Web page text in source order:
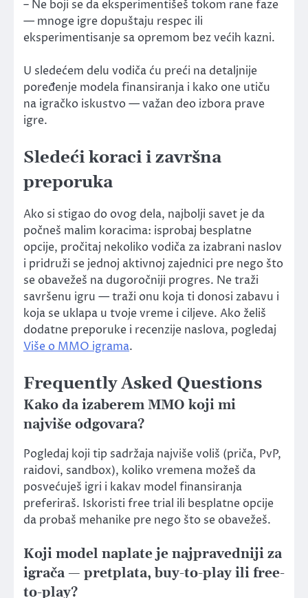
– Ne boji se da eksperimentišeš tokom rane faze
— mnoge igre dopuštaju respec ili
eksperimentisanje sa opremom bez većih kazni.
U sledećem delu vodiča ću preći na detaljnije
poređenje modela finansiranja i kako one utiču
na igračko iskustvo — važan deo izbora prave
igre.
Sledeći koraci i završna
preporuka
Ako si stigao do ovog dela, najbolji savet je da
počneš malim koracima: isprobaj besplatne
opcije, pročitaj nekoliko vodiča za izabrani naslov
i pridruži se jednoj aktivnoj zajednici pre nego što
se obavežeš na dugoročniji progres. Ne traži
savršenu igru — traži onu koja ti donosi zabavu i
koja se uklapa u tvoje vreme i ciljeve. Ako želiš
dodatne preporuke i recenzije naslova, pogledaj
Više o MMO igrama.
Frequently Asked Questions
Kako da izaberem MMO koji mi
najviše odgovara?
Pogledaj koji tip sadržaja najviše voliš (priča, PvP,
raidovi, sandbox), koliko vremena možeš da
posvećuješ igri i kakav model finansiranja
preferiraš. Iskoristi free trial ili besplatne opcije
da probaš mehanike pre nego što se obavežeš.
Koji model naplate je najpravedniji za
igrača — pretplata, buy-to-play ili free-
to-play?